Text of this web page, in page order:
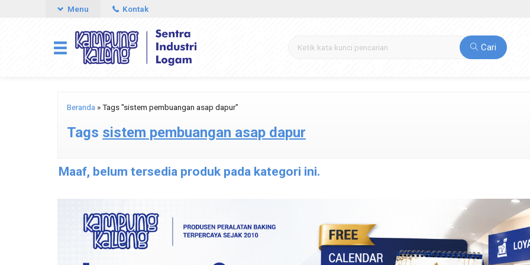
Menu Kontak
Cari
Beranda »Tags "sistem pembuangan asap dapur"
Tags sistem pembuangan asap dapur
Maaf, belum tersedia produk pada kategori ini.